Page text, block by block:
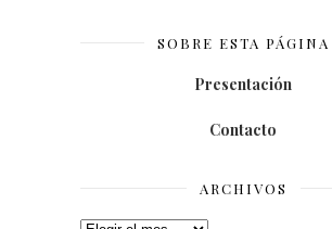
SOBRE ESTA PÁGINA
Presentación
Contacto
ARCHIVOS